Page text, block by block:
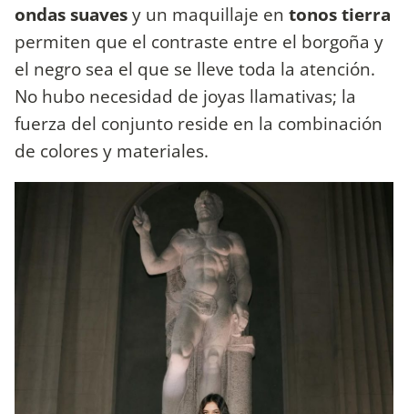
ondas suavesy un maquillaje en tonos tierra
permiten que el contraste entre el borgoña y
el negro sea el que se lleve toda la atención.
No hubo necesidad de joyas llamativas; la
fuerza del conjunto reside en la combinación
de colores y materiales.